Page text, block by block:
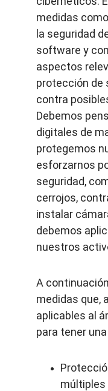
medidas
la seguridad
software y
aspectos
protección de
contra
Debemos
digitales de
protegemos
esforzarnos
seguridad,
cerrojos,
instalar
debemos
nuestros
A
medidas que,
aplicables al
para tener
múltiples